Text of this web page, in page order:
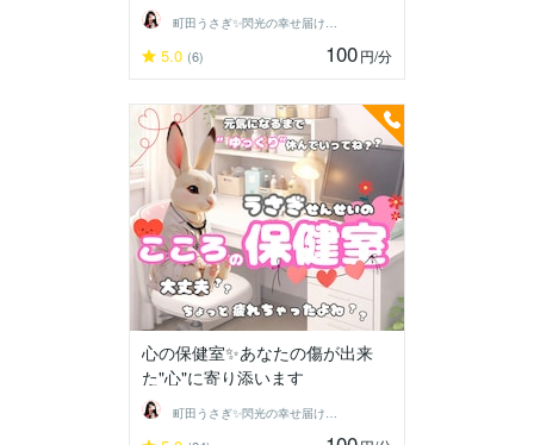
町田うさぎ✨閃光の幸せ届け人♡怪談師⛩️
5.0 (6) 100円/分
心の保健室✨あなたの傷が出来
た"心"に寄り添います
町田うさぎ✨閃光の幸せ届け人♡怪談師⛩️